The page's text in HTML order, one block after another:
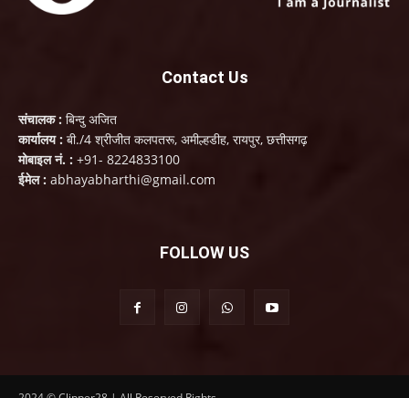
Contact Us
संचालक : बिन्दु अजित
कार्यालय : बी./4 श्रीजीत कलपतरू, अमील्हडीह, रायपुर, छत्तीसगढ़
मोबाइल नं. : +91- 8224833100
ईमेल : abhayabharthi@gmail.com
FOLLOW US